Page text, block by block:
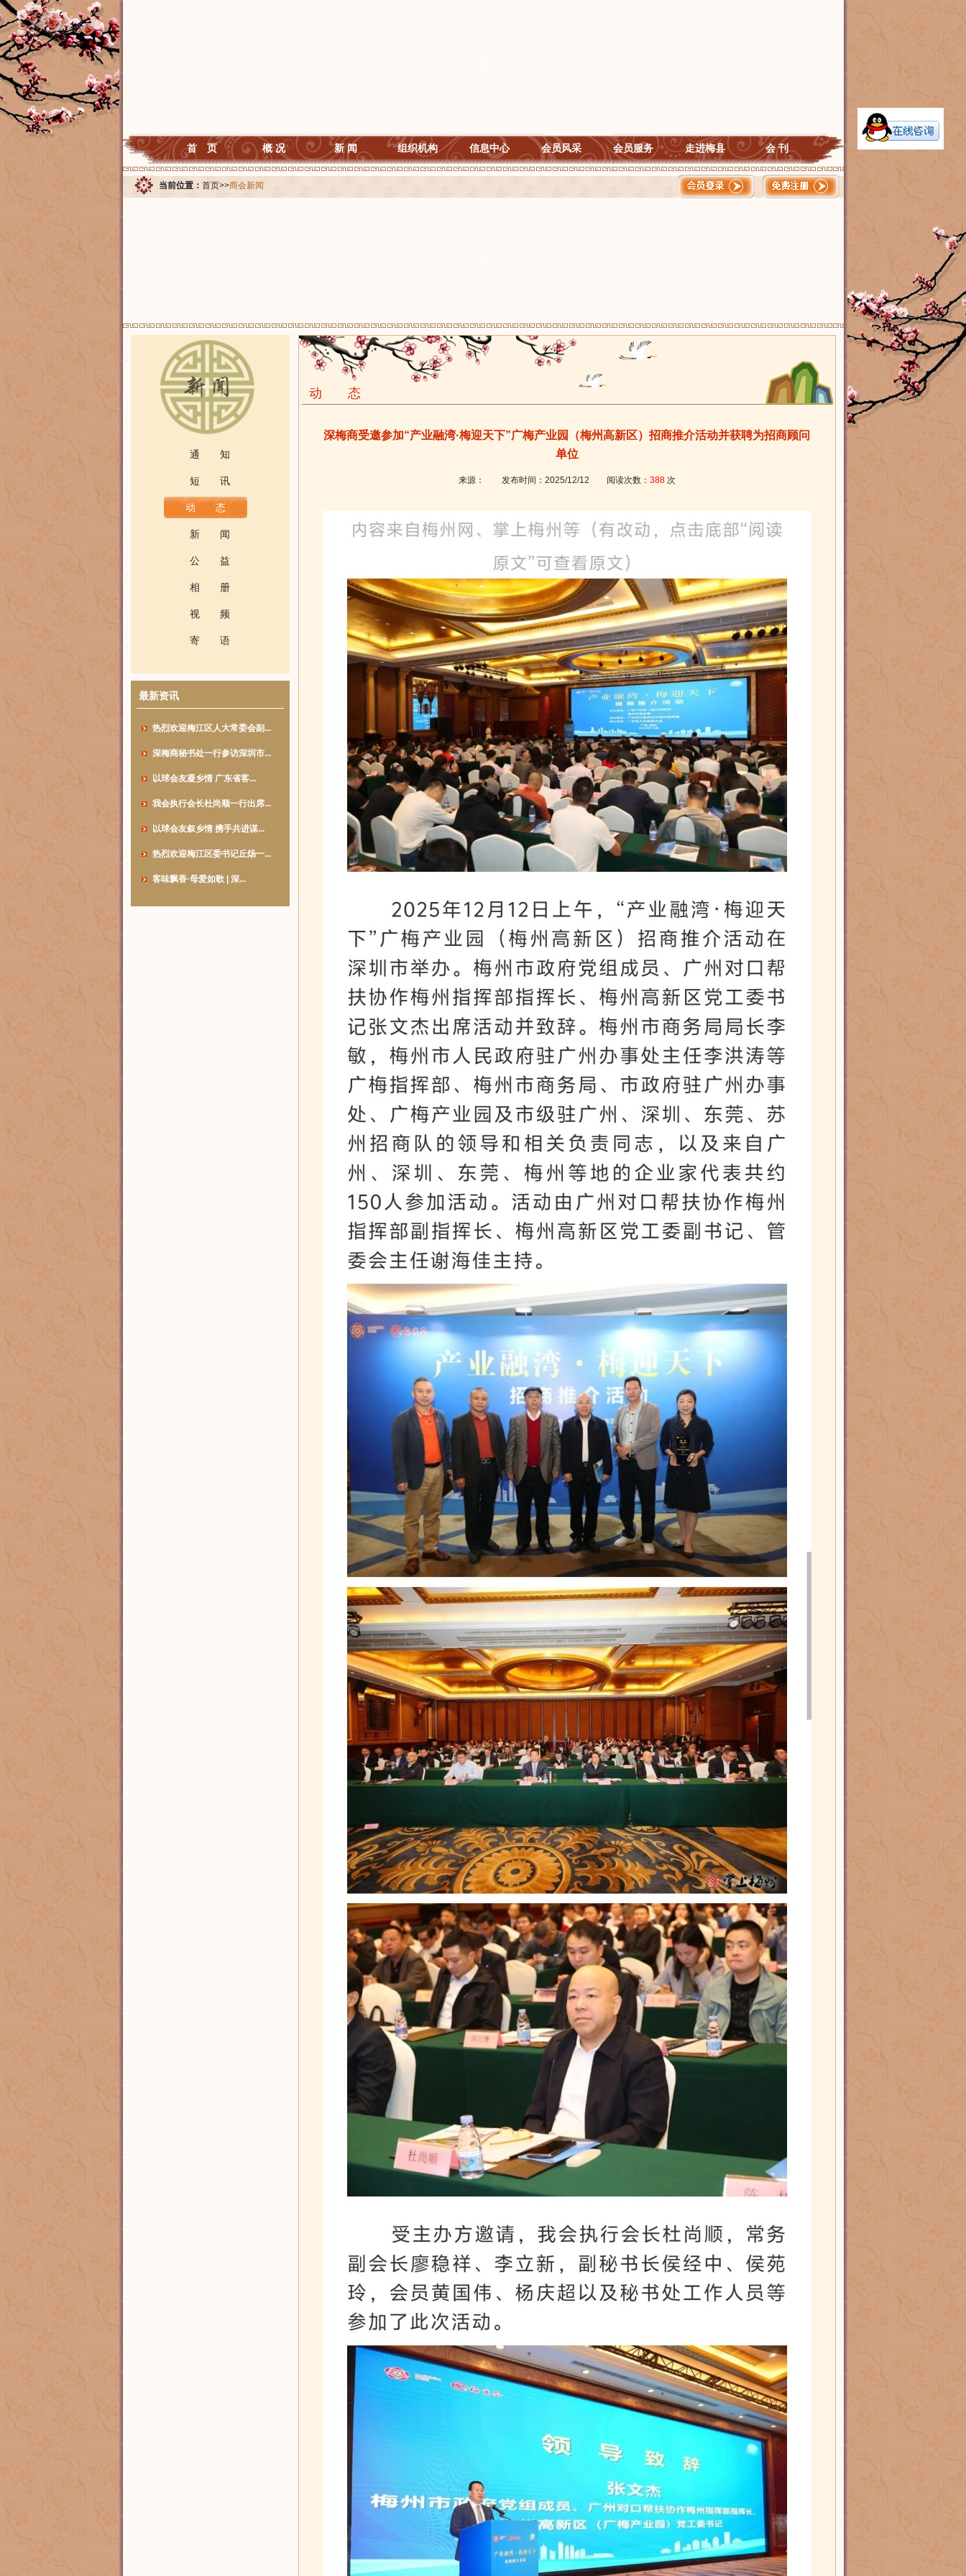
首 页 概 况 新 闻 组织机构 信息中心 会员风采 会员服务 走进梅县 会 刊
当前位置： 首页>>商会新闻
通 知
短 讯
动 态
新 闻
公 益
相 册
视 频
寄 语
最新资讯
热烈欢迎梅江区人大常委会副...
深梅商秘书处一行参访深圳市...
以球会友凝乡情 广东省客...
我会执行会长杜尚顺一行出席...
以球会友叙乡情 携手共进谋...
热烈欢迎梅江区委书记丘炀一...
客味飘香·母爱如歌 | 深...
动 态
深梅商受邀参加“产业融湾·梅迎天下”广梅产业园（梅州高新区）招商推介活动并获聘为招商顾问
单位
来源： 发布时间： 2025/12/12 阅读次数： 388次